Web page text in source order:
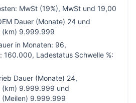
MwSt (19%), MwSt und 19,00
Dauer (Monate) 24 und
(km) 9.999.999
in Monaten: 96,
160.000, Ladestatus Schwelle %:
Dauer (Monate) 24,
(km) 9.999.999 und
(Meilen) 9.999.999